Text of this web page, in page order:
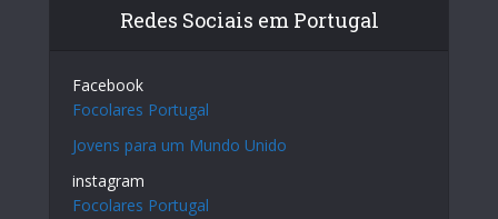
Redes Sociais em Portugal
Facebook
Focolares Portugal
Jovens para um Mundo Unido
instagram
Focolares Portugal